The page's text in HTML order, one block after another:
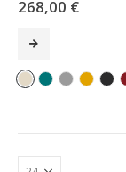
268,00 €